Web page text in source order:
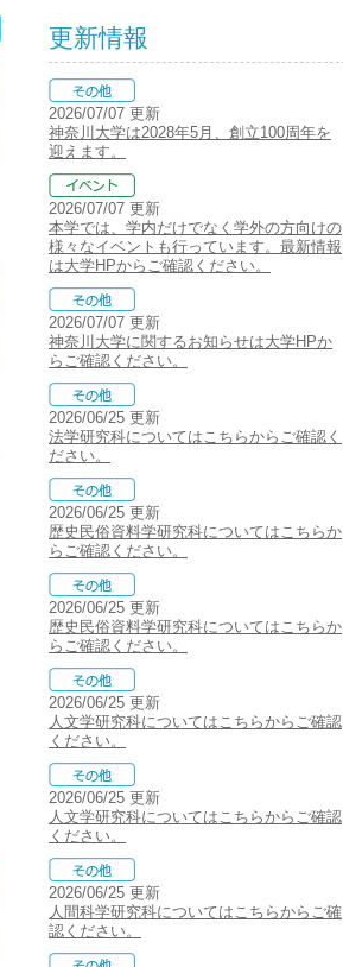
更新情報
2026/07/07 更新
神奈川大学は2028年5月、創立100周年を
迎えます。
2026/07/07 更新
本学では、学内だけでなく学外の方向けの
様々なイベントも行っています。最新情報
は大学HPからご確認ください。
2026/07/07 更新
神奈川大学に関するお知らせは大学HPか
らご確認ください。
2026/06/25 更新
法学研究科についてはこちらからご確認く
ださい。
2026/06/25 更新
歴史民俗資料学研究科についてはこちらか
らご確認ください。
2026/06/25 更新
歴史民俗資料学研究科についてはこちらか
らご確認ください。
2026/06/25 更新
人文学研究科についてはこちらからご確認
ください。
2026/06/25 更新
人文学研究科についてはこちらからご確認
ください。
2026/06/25 更新
人間科学研究科についてはこちらからご確
認ください。